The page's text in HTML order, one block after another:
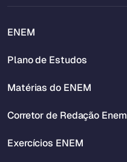
ENEM
Plano de Estudos
Matérias do ENEM
Corretor de Redação Enem
Exercícios ENEM